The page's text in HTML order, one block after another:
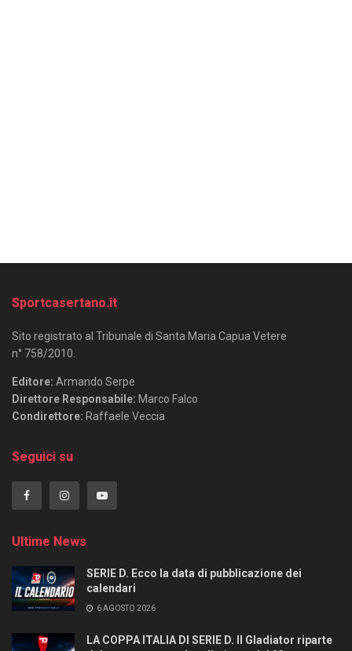
Sportcasertano.it
Sito registrato al Tribunale di Santa Maria Capua Vetere
n° 758/2010.
Editore: Armando Serpe
Direttore Responsabile: Marco Falco
Condirettore: Raffaele Veccia
Seguici su
Ultime News
SERIE D. Ecco la data di pubblicazione dei
calendari
6 AGOSTO 2026
LA COPPA ITALIA DI SERIE D. Il Gladiator riparte